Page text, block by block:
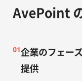
AvePoint
01企業のフェー
提供